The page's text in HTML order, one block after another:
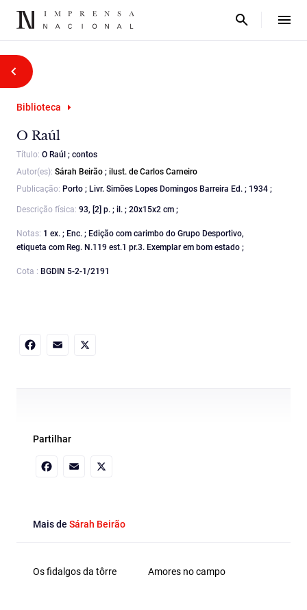
Biblioteca
O Raúl
Título: O Raúl ; contos
Autor(es): Sárah Beirão ; ilust. de Carlos Carneiro
Publicação: Porto ; Livr. Simões Lopes Domingos Barreira Ed. ; 1934 ;
Descrição física: 93, [2] p. ; il. ; 20x15x2 cm ;
Notas: 1 ex. ; Enc. ; Edição com carimbo do Grupo Desportivo,
etiqueta com Reg. N.119 est.1 pr.3. Exemplar em bom estado ;
Cota : BGDIN 5-2-1/2191
Partilhar
Mais de Sárah Beirão
Os fidalgos da tôrre Amores no campo